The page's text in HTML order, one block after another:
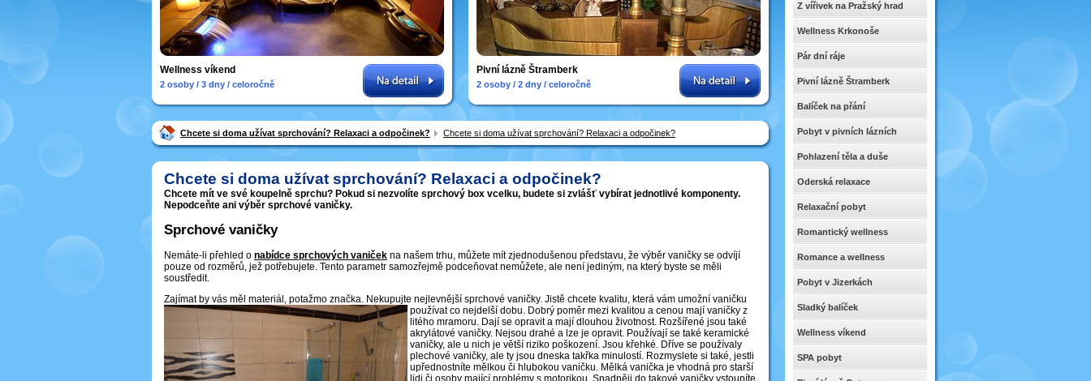
Wellness víkend
2 osoby / 3 dny / celoročně
Pivní lázně Štramberk
2 osoby / 2 dny / celoročně
Chcete si doma užívat sprchování? Relaxaci a odpočinek? Chcete si doma užívat sprchování? Relaxaci a odpočinek?
Chcete si doma užívat sprchování? Relaxaci a odpočinek?
Chcete mít ve své koupelně sprchu? Pokud si nezvolíte sprchový box vcelku, budete si zvlášť vybírat jednotlivé komponenty.
Nepodceňte ani výběr sprchové vaničky.
Sprchové vaničky
Nemáte-li přehled o nabídce sprchových vaniček na našem trhu, můžete mít zjednodušenou představu, že výběr vaničky se odvíjí
pouze od rozměrů, jež potřebujete. Tento parametr samozřejmě podceňovat nemůžete, ale není jediným, na který byste se měli
soustředit.
Zajímat by vás měl materiál, potažmo značka. Nekupujte nejlevnější sprchové vaničky. Jistě chcete kvalitu, která vám umožní vaničku
používat co nejdelší dobu. Dobrý poměr mezi kvalitou a cenou mají vaničky z
litého mramoru. Dají se opravit a mají dlouhou životnost. Rozšířené jsou také
akrylátové vaničky. Nejsou drahé a lze je opravit. Používají se také keramické
vaničky, ale u nich je větší riziko poškození. Jsou křehké. Dříve se používaly
plechové vaničky, ale ty jsou dneska takřka minulostí. Rozmyslete si také, jestli
upřednostníte mělkou či hlubokou vaničku. Mělká vanička je vhodná pro starší
Z vířivek na Pražský hrad
Wellness Krkonoše
Pár dní ráje
Pivní lázně Štramberk
Balíček na přání
Pobyt v pivních lázních
Pohlazení těla a duše
Oderská relaxace
Relaxační pobyt
Romantický wellness
Romance a wellness
Pobyt v Jizerkách
Sladký balíček
Wellness víkend
SPA pobyt